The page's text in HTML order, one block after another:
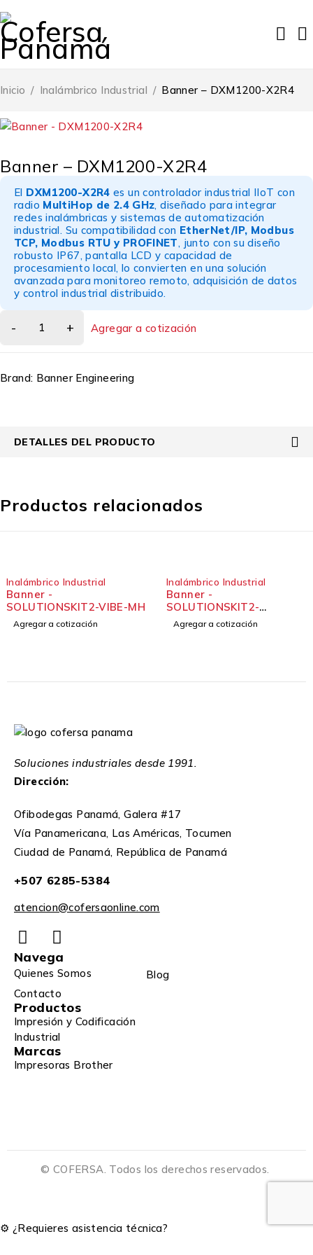
Inicio / Inalámbrico Industrial / Banner – DXM1200-X2R4
Banner – DXM1200-X2R4
El DXM1200-X2R4 es un controlador industrial IIoT con
radio MultiHop de 2.4 GHz, diseñado para integrar
redes inalámbricas y sistemas de automatización
industrial. Su compatibilidad con EtherNet/IP, Modbus
TCP, Modbus RTU y PROFINET, junto con su diseño
robusto IP67, pantalla LCD y capacidad de
procesamiento local, lo convierten en una solución
avanzada para monitoreo remoto, adquisición de datos
y control industrial distribuido.
Agregar a cotización
Brand: Banner Engineering
DETALLES DEL PRODUCTO
Productos relacionados
Inalámbrico Industrial
Banner -
SOLUTIONSKIT2-VIBE-MH
Agregar a cotización
Inalámbrico Industrial
Banner -
SOLUTIONSKIT2-
VIBEMETRIC-MH
Agregar a cotización
Soluciones industriales desde 1991.
Dirección:
Ofibodegas Panamá, Galera #17
Vía Panamericana, Las Américas, Tocumen
Ciudad de Panamá, República de Panamá
+507 6285-5384
atencion@cofersaonline.com
Navega
Quienes Somos
Blog
Contacto
Productos
Impresión y Codificación
Industrial
Marcas
Impresoras Brother
© COFERSA. Todos los derechos reservados.
⚙️ ¿Requieres asistencia técnica?